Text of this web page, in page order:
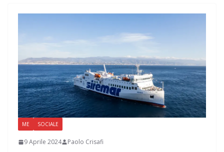
ME SOCIALE
9 Aprile 2024 Paolo Crisafi